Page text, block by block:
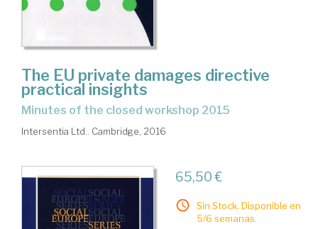
The EU private damages directive
practical insights
minutes of the closed workshop 2015
Intersentia Ltd.. Cambridge, 2016
65,50 €
Sin Stock. Disponible en
5/6 semanas.